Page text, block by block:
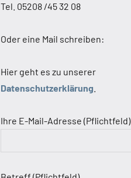
Tel. 05208 /45 32 08
Oder eine Mail schreiben:
Hier geht es zu unserer
Datenschutzerklärung
Ihre E-Mail-Adresse (Pflichtfeld)